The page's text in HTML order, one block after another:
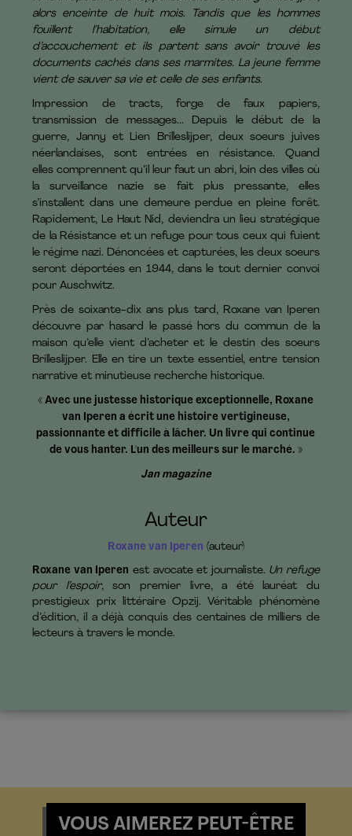
alors enceinte de huit mois. Tandis que les hommes
fouillent l’habitation, elle simule un début
d’accouchement et ils partent sans avoir trouvé les
documents cachés dans ses marmites. La jeune femme
vient de sauver sa vie et celle de ses enfants.
Impression de tracts, forge de faux papiers,
transmission de messages... Depuis le début de la
guerre, Janny et Lien Brilleslijper, deux soeurs juives
néerlandaises, sont entrées en résistance. Quand
elles comprennent qu’il leur faut un abri, loin des villes où
la surveillance nazie se fait plus pressante, elles
s’installent dans une demeure perdue en pleine forêt.
Rapidement, Le Haut Nid, deviendra un lieu stratégique
de la Résistance et un refuge pour tous ceux qui fuient
le régime nazi. Dénoncées et capturées, les deux soeurs
seront déportées en 1944, dans le tout dernier convoi
pour Auschwitz.
Près de soixante-dix ans plus tard, Roxane van Iperen
découvre par hasard le passé hors du commun de la
maison qu’elle vient d’acheter et le destin des soeurs
Brilleslijper. Elle en tire un texte essentiel, entre tension
narrative et minutieuse recherche historique.
« Avec une justesse historique exceptionnelle, Roxane
van Iperen a écrit une histoire vertigineuse,
passionnante et difficile à lâcher. Un livre qui continue
de vous hanter. L'un des meilleurs sur le marché. »
Jan magazine
Auteur
Roxane van Iperen (auteur)
Roxane van Iperen est avocate et journaliste. Un refuge
pour l’espoir, son premier livre, a été lauréat du
prestigieux prix littéraire Opzij. Véritable phénomène
d’édition, il a déjà conquis des centaines de milliers de
lecteurs à travers le monde.
VOUS AIMEREZ PEUT-ÊTRE